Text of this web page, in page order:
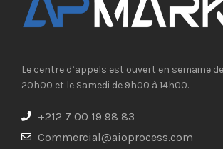
Le centre d’appels est ouvert en semaine
20h00 et le Samedi de 9h00 à 14h00.
+212 7 00 19 98 83
Commercial@aioprocess.com